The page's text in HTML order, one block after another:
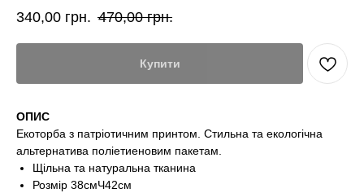
340,00 грн. 470,00 грн.
Купити
ОПИС
Екоторба з патріотичним принтом. Стильна та екологічна
альтернатива поліетиеновим пакетам.
Щільна та натуральна тканина
Розмір 38смЧ42см